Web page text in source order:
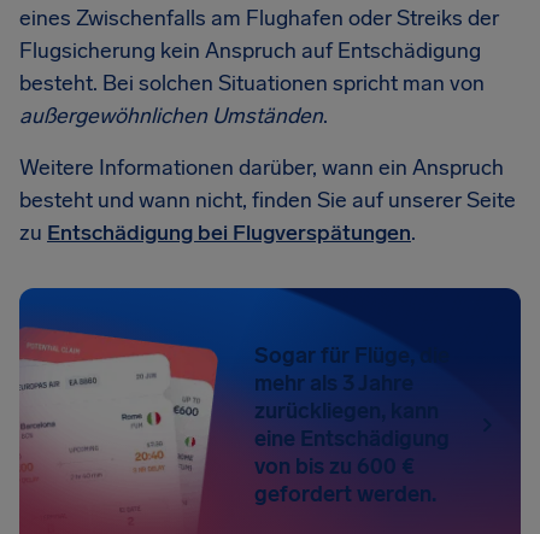
eines Zwischenfalls am Flughafen oder Streiks der
Flugsicherung kein Anspruch auf Entschädigung
besteht. Bei solchen Situationen spricht man von
außergewöhnlichen Umständen.
Weitere Informationen darüber, wann ein Anspruch
besteht und wann nicht, finden Sie auf unserer Seite
zu Entschädigung bei Flugverspätungen.
Sogar für Flüge, die
mehr als 3 Jahre
zurückliegen, kann
eine Entschädigung
von bis zu 600 €
gefordert werden.